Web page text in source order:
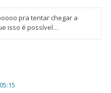
pra tentar chegar a
isso é possível…